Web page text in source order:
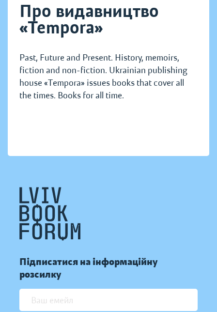
Про видавництво
«Tempora»
Past, Future and Present. History, memoirs,
fiction and non-fiction. Ukrainian publishing
house «Tempora» issues books that cover all
the times. Books for all time.
Підписатися на інформаційну
розсилку